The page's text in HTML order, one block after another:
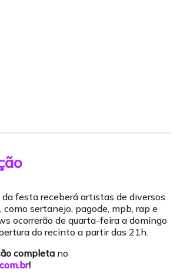
festa receberá artistas de diversos
como sertanejo, pagode, mpb, rap e
ocorrerão de quarta-feira a domingo
do recinto a partir das 21h.
completa no
!